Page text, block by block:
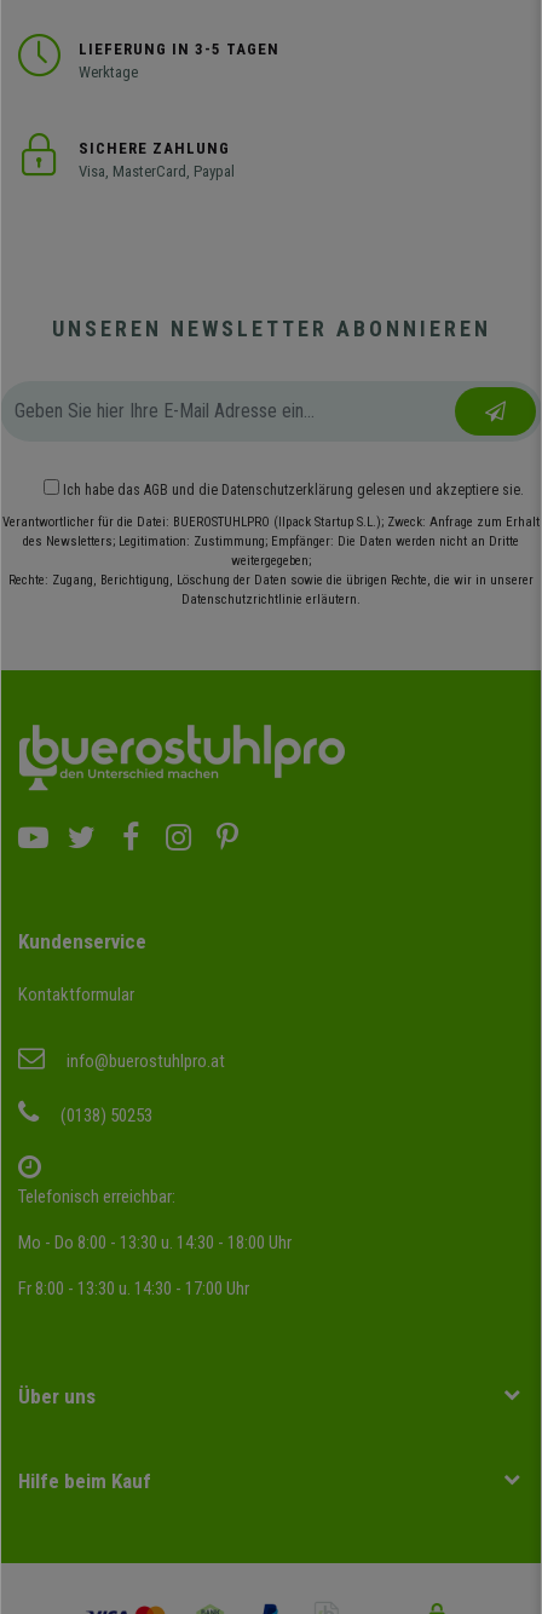
LIEFERUNG IN 3-5 TAGEN
Werktage
SICHERE ZAHLUNG
Visa, MasterCard, Paypal
UNSEREN NEWSLETTER ABONNIEREN
Ich habe das AGB und die Datenschutzerklärung gelesen und akzeptiere sie.
Verantwortlicher für die Datei: BUEROSTUHLPRO (Ilpack Startup S.L.); Zweck: Anfrage zum Erhalt
des Newsletters; Legitimation: Zustimmung; Empfänger: Die Daten werden nicht an Dritte
weitergegeben;
Rechte: Zugang, Berichtigung, Löschung der Daten sowie die übrigen Rechte, die wir in unserer
Datenschutzrichtlinie erläutern.
Kundenservice
Kontaktformular
info@buerostuhlpro.at
(0138) 50253
Telefonisch erreichbar:
Mo - Do 8:00 - 13:30 u. 14:30 - 18:00 Uhr
Fr 8:00 - 13:30 u. 14:30 - 17:00 Uhr
Über uns
Hilfe beim Kauf